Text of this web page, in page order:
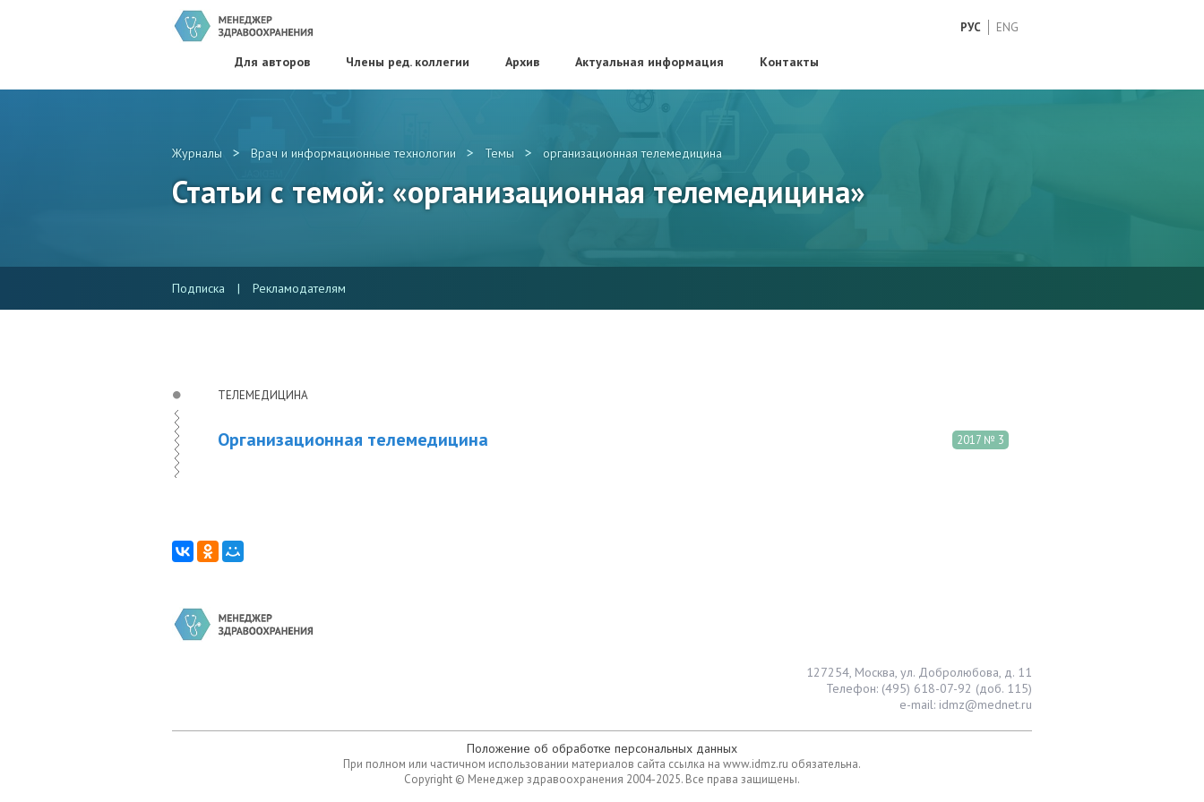
РУС ENG
Для авторов Члены ред. коллегии Архив Актуальная информация Контакты
Журналы > Врач и информационные технологии > Темы > организационная телемедицина
Статьи с темой: «организационная телемедицина»
Подписка | Рекламодателям
ТЕЛЕМЕДИЦИНА
2017 № 3
Организационная телемедицина
127254, Москва, ул. Добролюбова, д. 11
Телефон: (495) 618-07-92 (доб. 115)
e-mail: idmz@mednet.ru
Положение об обработке персональных данных
При полном или частичном использовании материалов сайта ссылка на www.idmz.ru обязательна.
Copyright © Менеджер здравоохранения 2004-2025. Все права защищены.